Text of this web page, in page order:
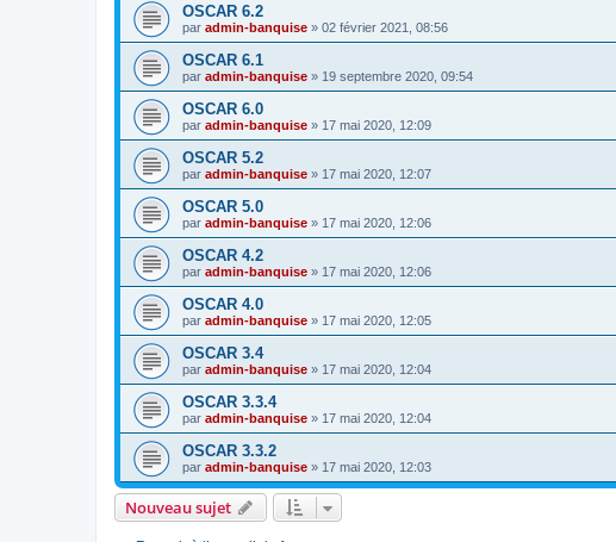
OSCAR 6.2
par admin-banquise » 02 février 2021, 08:56
OSCAR 6.1
par admin-banquise » 19 septembre 2020, 09:54
OSCAR 6.0
par admin-banquise » 17 mai 2020, 12:09
OSCAR 5.2
par admin-banquise » 17 mai 2020, 12:07
OSCAR 5.0
par admin-banquise » 17 mai 2020, 12:06
OSCAR 4.2
par admin-banquise » 17 mai 2020, 12:06
OSCAR 4.0
par admin-banquise » 17 mai 2020, 12:05
OSCAR 3.4
par admin-banquise » 17 mai 2020, 12:04
OSCAR 3.3.4
par admin-banquise » 17 mai 2020, 12:04
OSCAR 3.3.2
par admin-banquise » 17 mai 2020, 12:03
Nouveau sujet